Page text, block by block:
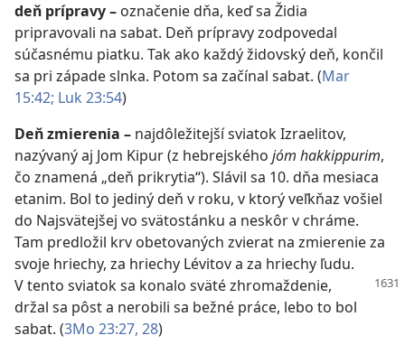
deň prípravy– označenie dňa, keď sa Židia
pripravovali na sabat. Deň prípravy zodpovedal
súčasnému piatku. Tak ako každý židovský deň, končil
sa pri západe slnka. Potom sa začínal sabat. (Mar
15:42; Luk 23:54)
Deň zmierenia – najdôležitejší sviatok Izraelitov,
nazývaný aj Jom Kipur (z hebrejského jóm hakkippurim,
čo znamená „deň prikrytia“). Slávil sa 10. dňa mesiaca
etanim. Bol to jediný deň v roku, v ktorý veľkňaz vošiel
do Najsvätejšej vo svätostánku a neskôr v chráme.
Tam predložil krv obetovaných zvierat na zmierenie za
svoje hriechy, za hriechy Lévitov a za hriechy ľudu.
V tento sviatok sa konalo sväté zhromaždenie,
držal sa pôst a nerobili sa bežné práce, lebo to bol
sabat. (3Mo 23:27, 28)